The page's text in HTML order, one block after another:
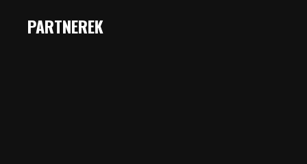
PARTNEREK